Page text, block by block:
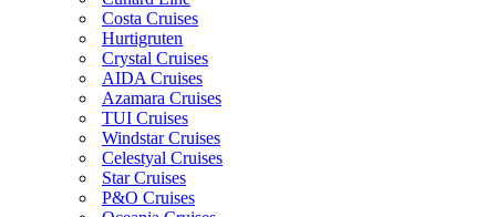
Costa Cruises
Hurtigruten
Crystal Cruises
AIDA Cruises
Azamara Cruises
TUI Cruises
Windstar Cruises
Celestyal Cruises
Star Cruises
P&O Cruises